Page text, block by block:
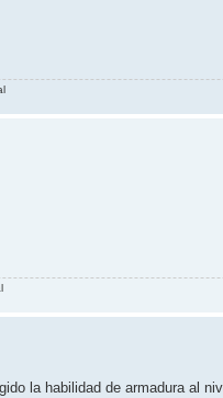
la habilidad de armadura al